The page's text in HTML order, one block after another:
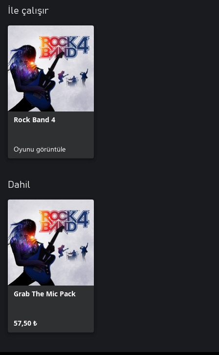
İle çalışır
Rock Band 4
Oyunu görüntüle
Dahil
Grab The Mic Pack
57,50 ₺